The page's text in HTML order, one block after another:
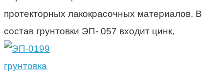
протекторных лакокрасочных материалов. В
состав грунтовки ЭП- 057 входит цинк,
грунтовка